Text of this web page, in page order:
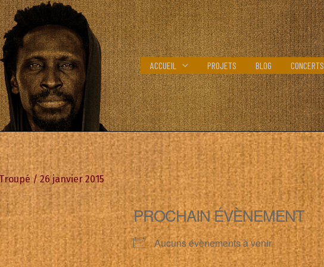
ACCUEIL PROJETS BLOG CONCERTS
/26 janvier 2015
PROCHAIN ÉVÈNEMENT
Aucuns évènements à venir